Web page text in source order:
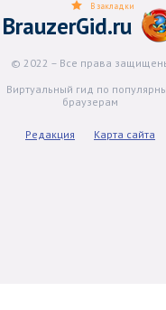
BrauzerGid.ru
© 2022 – Все права
Виртуальный гид по
браузерам
Редакция Карта сайта
В закладки